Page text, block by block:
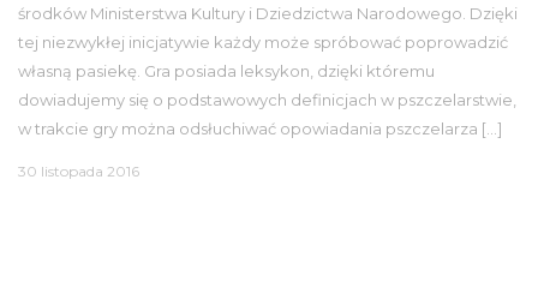
środków Ministerstwa Kultury i Dziedzictwa Narodowego. Dzięki
tej niezwykłej inicjatywie każdy może spróbować poprowadzić
własną pasiekę. Gra posiada leksykon, dzięki któremu
dowiadujemy się o podstawowych definicjach w pszczelarstwie,
w trakcie gry można odsłuchiwać opowiadania pszczelarza […]
30 listopada 2016